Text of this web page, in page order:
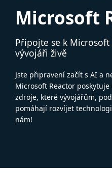
Microsoft
Připojte se k
vývojáři živě
Jste připravení začít s AI a
Microsoft Reactor
zdroje, které vývojářům,
pomáhají rozvíjet
nám!